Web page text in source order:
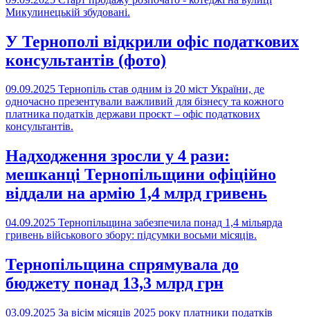
Микулинецькій збудовані.
У Тернополі відкрили офіс податкових
консультантів (фото)
09.09.2025 Тернопіль став одним із 20 міст України, де
одночасно презентували важливий для бізнесу та кожного
платника податків держави проєкт – офіс податкових
консультантів.
Надходження зросли у 4 рази:
мешканці Тернопільщини офіційно
віддали на армію 1,4 млрд гривень
04.09.2025 Тернопільщина забезпечила понад 1,4 мільярда
гривень військового збору: підсумки восьми місяців.
Тернопільщина спрямувала до
бюджету понад 13,3 млрд грн
03.09.2025 За вісім місяців 2025 року платники податків